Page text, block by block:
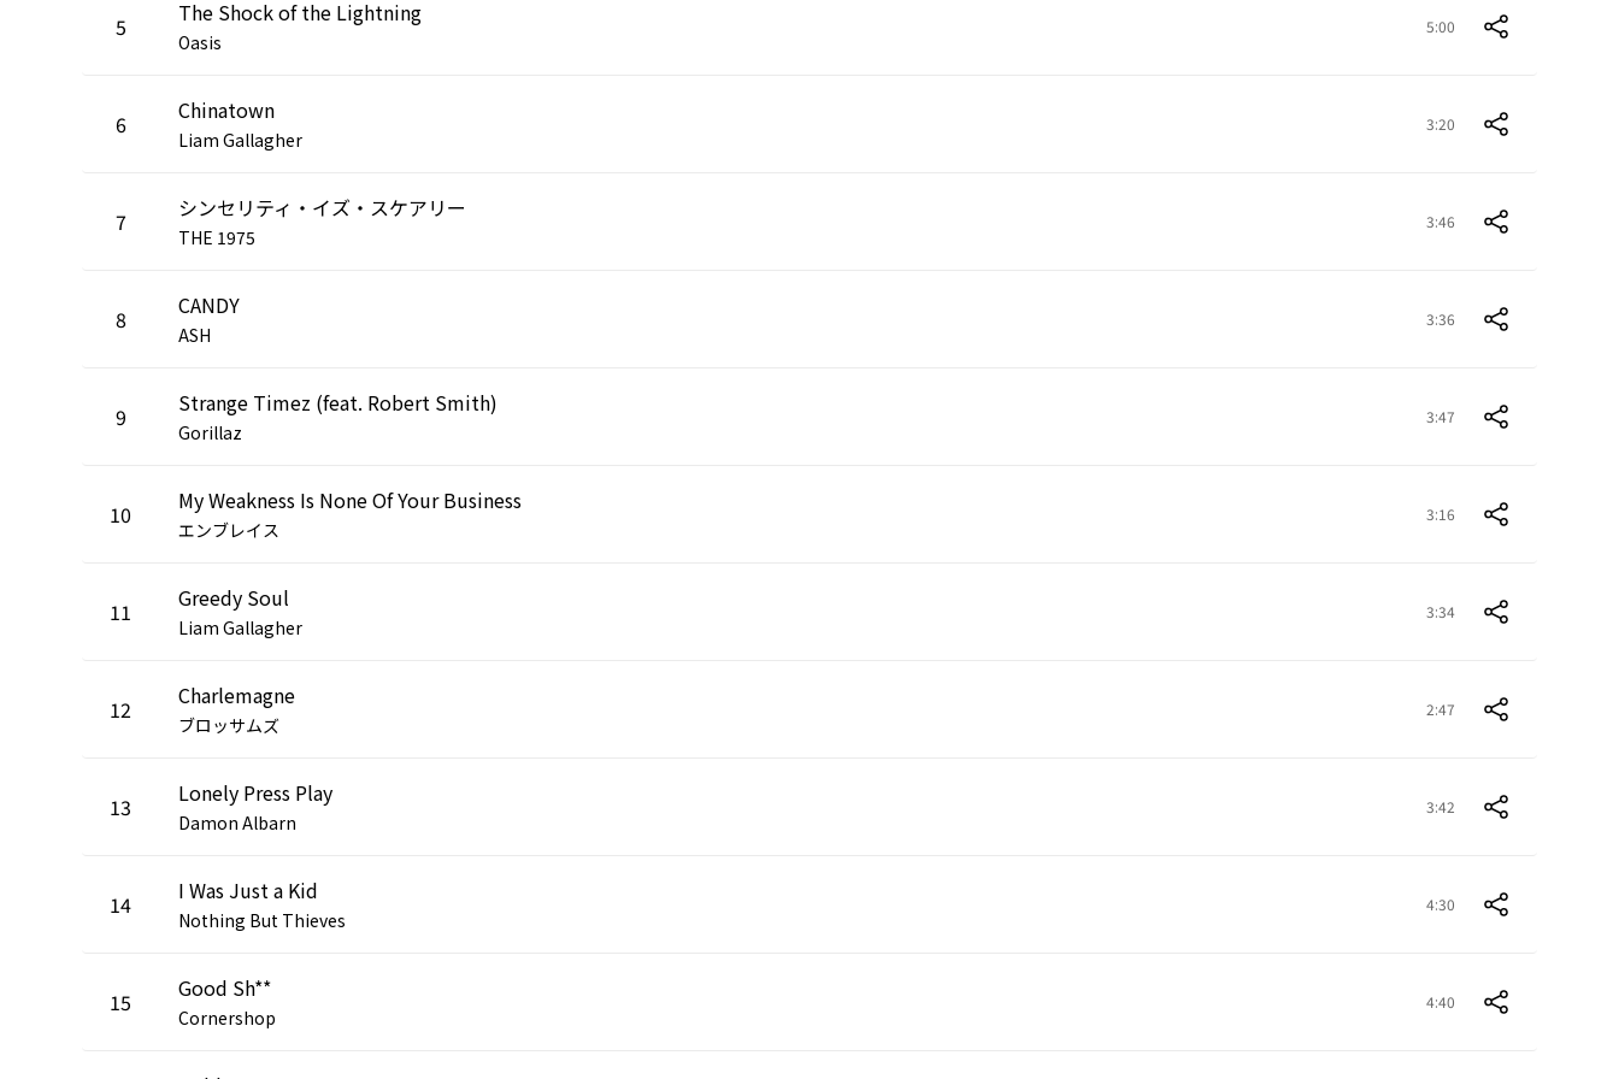
5 The Shock of the Lightning
Oasis
5:00
6 Chinatown
Liam Gallagher
3:20
7 シンセリティ・イズ・スケアリー
THE 1975
3:46
8 CANDY
ASH
3:36
9 Strange Timez (feat. Robert Smith)
Gorillaz
3:47
10 My Weakness Is None Of Your Business
エンブレイス
3:16
11 Greedy Soul
Liam Gallagher
3:34
12 Charlemagne
ブロッサムズ
2:47
13 Lonely Press Play
Damon Albarn
3:42
14 I Was Just a Kid
Nothing But Thieves
4:30
15 Good Sh**
Cornershop
4:40